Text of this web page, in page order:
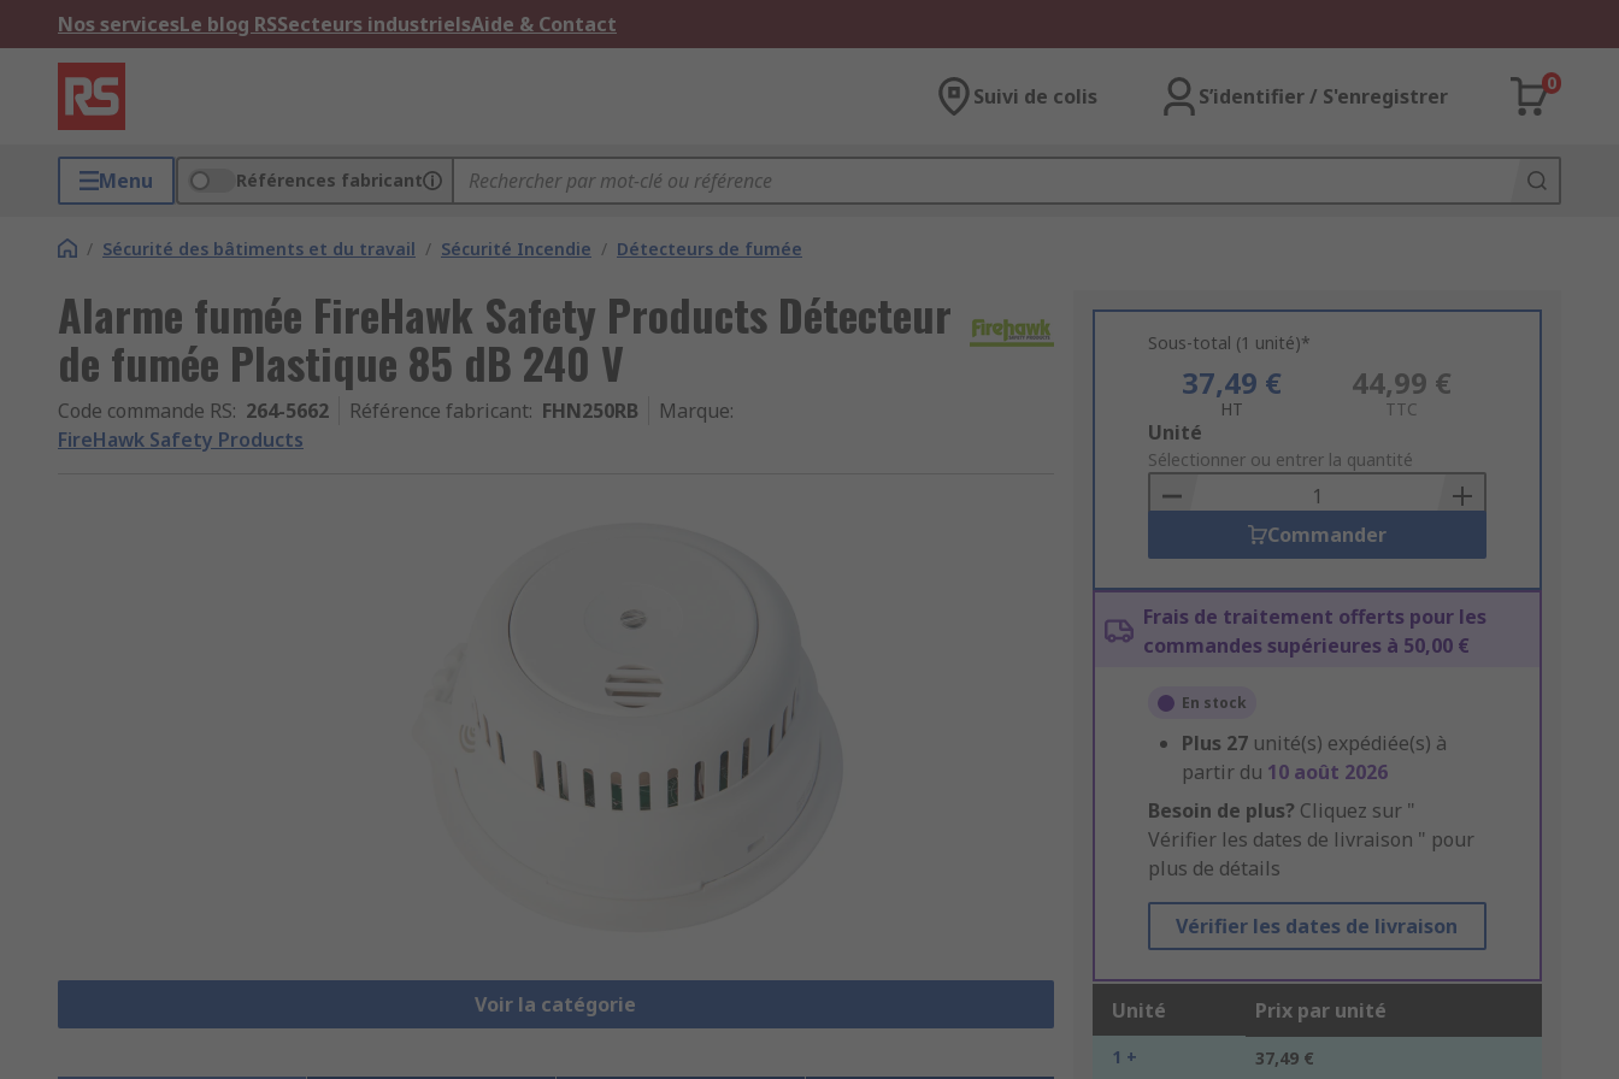
Nos servicesLe blog RSSecteurs industrielsAide & Contact
Suivi de colis S’identifier / S'enregistrer
0
Menu Références fabricant
/ Sécurité des bâtiments et du travail / Sécurité Incendie / Détecteurs de fumée
Alarme fumée FireHawk Safety Products Détecteur
de fumée Plastique 85 dB 240 V
Code commande RS: 264-5662 Référence fabricant: FHN250RB Marque:
FireHawk Safety Products
Voir la catégorie
Sous-total (1 unité)*
37,49 €
HT
44,99 €
TTC
Add
to
Basket
Unité
Sélectionner ou entrer la quantité
Commander
Frais de traitement offerts pour les
commandes supérieures à 50,00 €
En stock
Plus 27 unité(s) expédiée(s) à
partir du 10 août 2026
Besoin de plus? Cliquez sur "
Vérifier les dates de livraison " pour
plus de détails
Vérifier les dates de livraison
Unité Prix par unité
1 + 37,49 €